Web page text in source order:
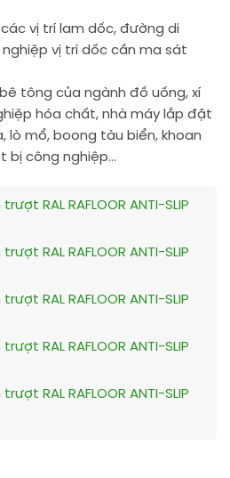
vị trí lam dốc, đường di
vị trí dốc cần ma sát
tông của ngành đồ uống, xí
hóa chất, nhà máy lắp đặt
lò mổ, boong tàu biển, khoan
bị công nghiệp…
RAL RAFLOOR ANTI-SLIP
RAL RAFLOOR ANTI-SLIP
RAL RAFLOOR ANTI-SLIP
RAL RAFLOOR ANTI-SLIP
RAL RAFLOOR ANTI-SLIP